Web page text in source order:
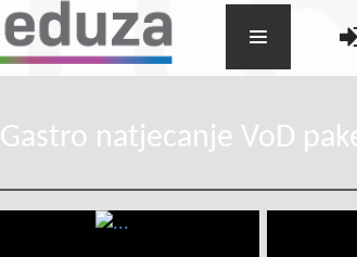
Gastro natjecanje VoD